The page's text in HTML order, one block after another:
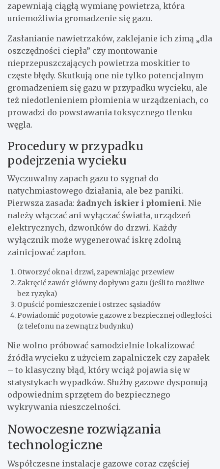
zapewniają ciągłą wymianę powietrza, która
uniemożliwia gromadzenie się gazu.
Zasłanianie nawietrzaków, zaklejanie ich zimą „dla
oszczędności ciepła” czy montowanie
nieprzepuszczających powietrza moskitier to
częste błędy. Skutkują one nie tylko potencjalnym
gromadzeniem się gazu w przypadku wycieku, ale
też niedotlenieniem płomienia w urządzeniach, co
prowadzi do powstawania toksycznego tlenku
węgla.
Procedury w przypadku
podejrzenia wycieku
Wyczuwalny zapach gazu to sygnał do
natychmiastowego działania, ale bez paniki.
Pierwsza zasada: żadnych iskier i płomieni. Nie
należy włączać ani wyłączać światła, urządzeń
elektrycznych, dzwonków do drzwi. Każdy
wyłącznik może wygenerować iskrę zdolną
zainicjować zapłon.
Otworzyć okna i drzwi, zapewniając przewiew
Zakręcić zawór główny dopływu gazu (jeśli to możliwe
bez ryzyka)
Opuścić pomieszczenie i ostrzec sąsiadów
Powiadomić pogotowie gazowe z bezpiecznej odległości
(z telefonu na zewnątrz budynku)
Nie wolno próbować samodzielnie lokalizować
źródła wycieku z użyciem zapalniczek czy zapałek
– to klasyczny błąd, który wciąż pojawia się w
statystykach wypadków. Służby gazowe dysponują
odpowiednim sprzętem do bezpiecznego
wykrywania nieszczelności.
Nowoczesne rozwiązania
technologiczne
Współczesne instalacje gazowe coraz częściej